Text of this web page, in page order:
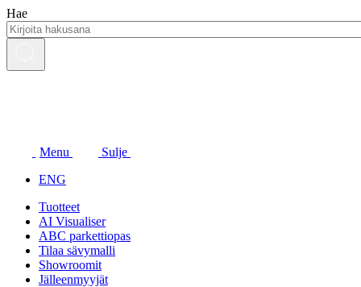
Siirry
sisältöön
Hae
Menu
Sulje
ENG
Tuotteet
AI Visualiser
ABC parkettiopas
Tilaa sävymalli
Showroomit
Jälleenmyyjät